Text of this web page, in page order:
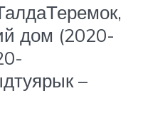
дом (2020-
–